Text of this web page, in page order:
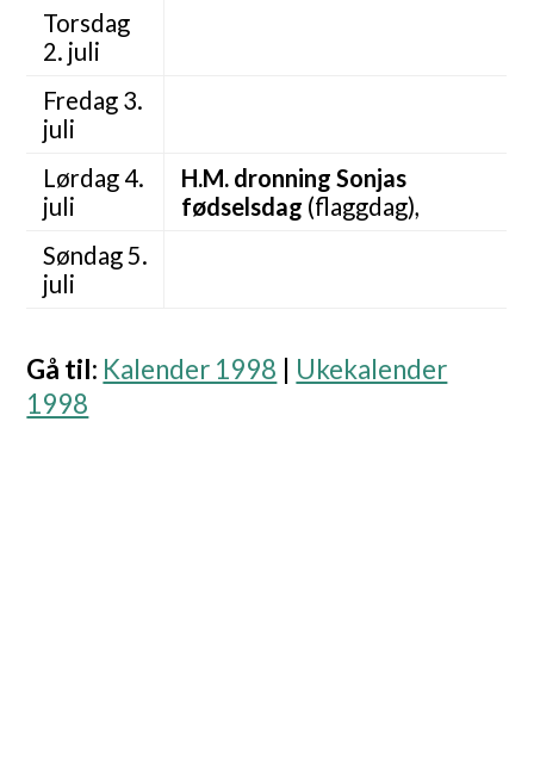
Torsdag
2. juli
Fredag 3.
juli
Lørdag 4.
juli
H.M. dronning Sonjas
fødselsdag (flaggdag),
Søndag 5.
juli
Gå til: Kalender 1998
Ukekalender
1998